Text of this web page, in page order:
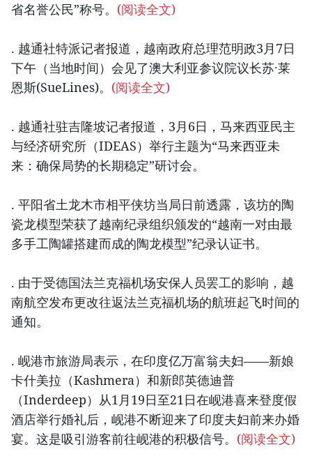
省名誉公民”称号。 (阅读全文)
. 越通社特派记者报道，越南政府总理范明政3月7日
下午（当地时间）会见了澳大利亚参议院议长苏·莱
恩斯(SueLines)。 (阅读全文)
. 越通社驻吉隆坡记者报道，3月6日，马来西亚民主
与经济研究所（IDEAS）举行主题为“马来西亚未
来：确保局势的长期稳定”研讨会。
. 平阳省土龙木市相平侠坊当局日前透露，该坊的陶
瓷龙模型荣获了越南纪录组织颁发的“越南一对由最
多手工陶罐搭建而成的陶龙模型”纪录认证书。
. 由于受德国法兰克福机场安保人员罢工的影响，越
南航空发布更改往返法兰克福机场的航班起飞时间的
通知。
. 岘港市旅游局表示，在印度亿万富翁夫妇——新娘
卡什美拉（Kashmera）和新郎英德迪普
（Inderdeep）从1月19日至21日在岘港喜来登度假
酒店举行婚礼后，岘港不断迎来了印度夫妇前来办婚
宴。这是吸引游客前往岘港的积极信号。 (阅读全文)